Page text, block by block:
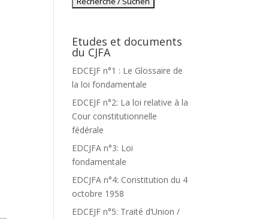
Etudes et documents
du CJFA
EDCEJF n°1 : Le Glossaire de
la loi fondamentale
EDCEJF n°2: La loi relative à la
Cour constitutionnelle
fédérale
EDCJFA n°3: Loi
fondamentale
EDCJFA n°4: Constitution du 4
octobre 1958
EDCEJF n°5: Traité d’Union /